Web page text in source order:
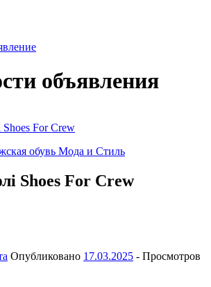
объявления
Shoes For Crew
обувь Мода и Стиль
Shoes For Crew
Опубликовано 17.03.2025 - Просмотров